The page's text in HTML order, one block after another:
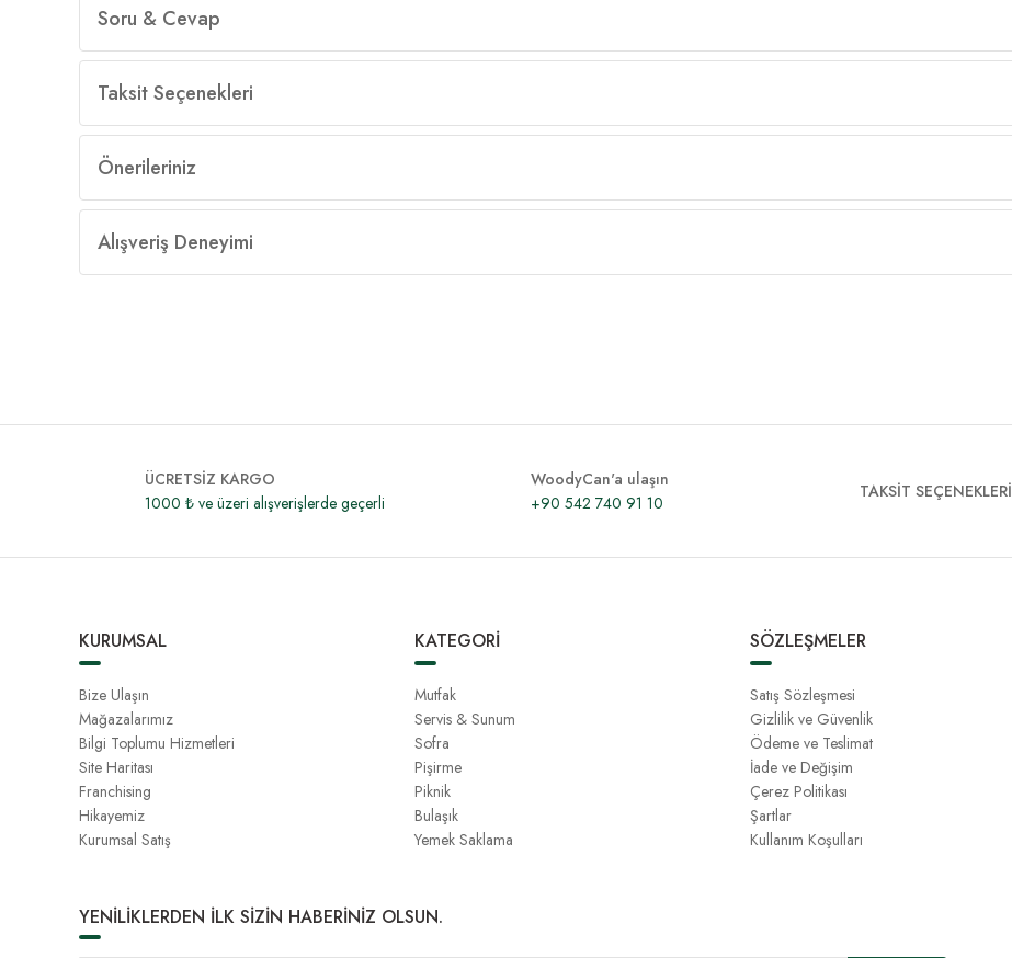
Soru & Cevap
Taksit Seçenekleri
Önerileriniz
Alışveriş Deneyimi
ÜCRETSİZ KARGO
1000 ₺ ve üzeri alışverişlerde geçerli
WoodyCan'a ulaşın
+90 542 740 91 10
TAKSİT SEÇENEKLERİ
KURUMSAL
Bize Ulaşın
Mağazalarımız
Bilgi Toplumu Hizmetleri
Site Haritası
Franchising
Hikayemiz
Kurumsal Satış
KATEGORİ
Mutfak
Servis & Sunum
Sofra
Pişirme
Piknik
Bulaşık
Yemek Saklama
SÖZLEŞMELER
Satış Sözleşmesi
Gizlilik ve Güvenlik
Ödeme ve Teslimat
İade ve Değişim
Çerez Politikası
Şartlar
Kullanım Koşulları
YENİLİKLERDEN İLK SİZİN HABERİNİZ OLSUN.